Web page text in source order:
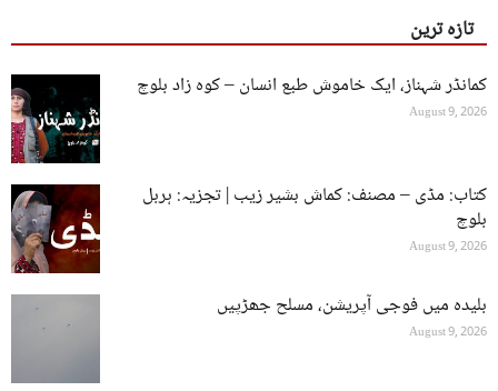
تازہ ترین
کمانڈر شہناز، ایک خاموش طبع انسان – کوہ زاد بلوچ
August 9, 2026
کتاب: مڈی – مصنف: کماش بشیر زیب | تجزیہ: ہربل
بلوچ
August 9, 2026
بلیدہ میں فوجی آپریشن، مسلح جھڑپیں
August 9, 2026